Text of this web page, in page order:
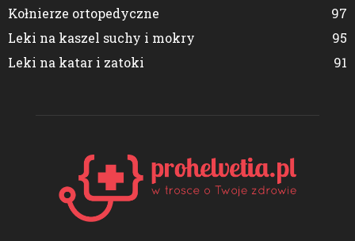
Kołnierze ortopedyczne
97
Leki na kaszel suchy i mokry
95
Leki na katar i zatoki
91